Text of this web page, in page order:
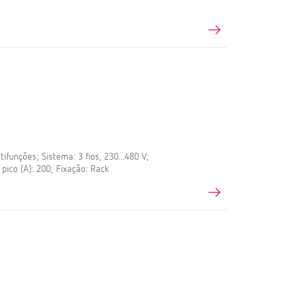
Sistema: 3 fios, 230...480 V;
(A): 200; Fixação: Rack